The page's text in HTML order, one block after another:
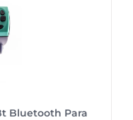
Bluetooth Para